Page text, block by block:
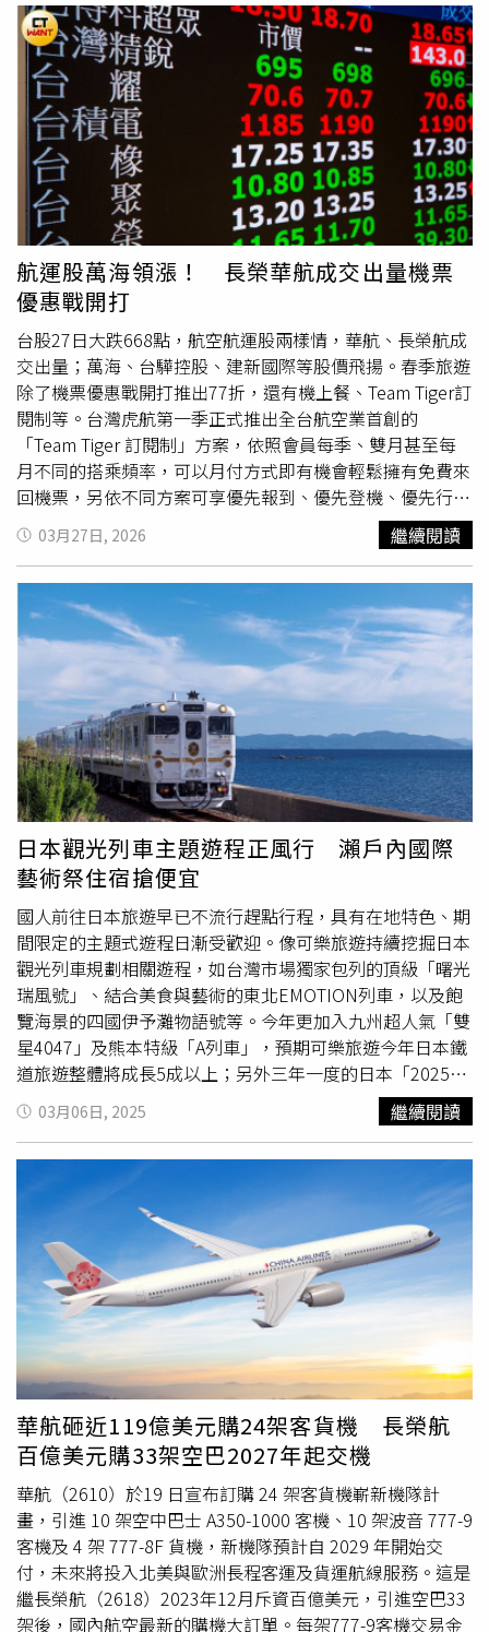
夜跑的民眾手速儘早上網報名，去年即創下半天內報名額滿
紀錄。華航表示，凡華夏會員報名參加，半程馬拉松組完賽
後即獲贈2,100哩、漫遊健跑組1,000哩、親子星空組600
哩。使用中國信託華航聯名卡鼎尊無限卡付款可享報名費8
折優惠、中國信託華航聯名卡享85折優惠，中國信託全卡友
享9折優惠；所有完賽跑者現場更可參加機票及會員哩程抽
獎，包括長程線豪華商務艙
及豪華經濟艙來回機票、華夏會
員哩程1萬哩等超過60項好禮。今年賽事仍推出跑步教練徐
國峰領軍的「華航馬拉松品牌訓練營」，將自8月開始透過
系統化課程與實戰訓練，協助不同程度跑者規劃訓練計畫。
華航集團 3 月份合併營收為 207.85 億元，刷新歷年單月最
高紀錄，其中，客運營收 126.12 億元，較上月成長
3.05%，較去年同期成長 26.45%；貨運營收 63.15 億元，
較上月成長 31.08%，較去年同期成長 7.09%，整體客貨營
收表現亮眼。客運方面，適逢 3 月進入賞櫻旅遊熱潮，歐
洲、北美、東北亞航線平均載客率皆超過八成，其中以東
京、大阪、名古屋、福岡、北海道等最受旅客喜愛，載客率
超過九成。貨運方面，農曆新年假期後，各行各業積極復
產，且受惠 AI 伺服器、半導體機台與設備、無人機等相關
貨源出貨強勁，包機需求踴躍，帶動 3 月價量雙雙上揚。4
月受中東戰事持續延燒，致航空燃油價格高漲、營運成本增
加，華航將緊密關注國際航空客貨運市場變化，滾動式檢視
燃油附加費，彈性調整最適營運航班規模及配置，確保客貨
運營運穩定性。
航運股萬海領漲！ 長榮華航成交出量機票
優惠戰開打
台股27日大跌668點，航空航運股兩樣情，華航、長榮航成
交出量；萬海、台驊控股、建新國際等股價飛揚。春季旅遊
除了機票優惠戰開打推出77折，還有機上餐、Team Tiger訂
閱制等。台灣虎航第一季正式推出全台航空業首創的
「Team Tiger 訂閱制」方案，依照會員每季、雙月甚至每
月不同的搭乘頻率，可以月付方式即有機會輕鬆擁有免費來
回機票，另依不同方案可享優先報到、優先登機、優先行李
等尊榮禮遇。中華航空則將於4月1日起與燒肉品牌「大腕燒
肉」攜手，於台灣出發的區域線如東南亞、兩岸及部分韓國
航點，將經典炭火燒肉風味帶上高空；雙月食品社於特定區
域航線豪華商務艙
/商務艙端出暖心暖胃湯麵；還有頤宮、
米香可透過商務艙網路預選餐點預訂品嚐及蔬食「陽明春
天」。長榮航空2026年「春季啟航 即刻起飛」限時優惠正
式起跑！即日起至4月20日23:59止，凡購買2026年8月31日
前從台灣地區出發之指定航線，即刻享優惠票價77折起。熱
門亞洲航線，包括桃園－曼谷來回最低只要4,695元起(未
稅)、桃園－釜山來回最低6,245元起(未稅)、桃園－神戶來
回最低8,381元起(未稅)、桃園－東京來回最低只要9,865元
起(未稅)；美澳航線也推出超值優惠，包括桃園－布里斯本
來回最低17,024元起(未稅)、桃園－西雅圖來回最低23,738
元起(含稅)，桃園－舊金山來回最低也只要24,349元起(含
稅)。
03月27日, 2026 繼續閱讀
日本觀光列車主題遊程正風行 瀨戶內國際
藝術祭住宿搶便宜
國人前往日本旅遊早已不流行趕點行程，具有在地特色、期
間限定的主題式遊程日漸受歡迎。像可樂旅遊持續挖掘日本
觀光列車規劃相關遊程，如台灣市場獨家包列的頂級「曙光
瑞風號」、結合美食與藝術的東北EMOTION列車，以及飽
覽海景的四國伊予灘物語號等。今年更加入九州超人氣「雙
星4047」及熊本特級「A列車」，預期可樂旅遊今年日本鐵
道旅遊整體將成長5成以上；另外三年一度的日本「2025瀨
戶內國際藝術祭」將於4/18登場，展期橫跨春、夏、秋三
季，預計將吸引破百萬人次的全球旅客造訪。不妨把握日本
線上訂房平台樂天旅遊的3月住宿「SUPER SALE」，透過
全站折扣與天天限定優惠券，享最低26折的超值訂房優惠。
JR特級「A列車」自熊本站駛至三角站，旅客可飽覽御輿來
海岸的浪漫景色。（圖／可樂旅遊提供）先來說說可樂新推
出的日本九州列車主題遊程，以爵士樂曲命名的JR特級「A
列車」，內部使用大量彩繪玻璃及木質調設計，其中1號車
廂設有公共區域「A-TRAIN BAR」，旅客能在大片窗戶及沙
發區前，邊享用飲品邊欣賞御輿來海岸的浪漫景色。可樂旅
遊規劃「九州鐵道旅行-特級A列車5日」，可同時體驗A列車
及萌熊電車KUMAMON，搭乘雙鐵漫遊熊本。另外也可選擇
搭乘2022下半年才開始運行的JR「雙星4047列車」，此列
車僅有3節車廂，可樂旅遊包裝「九州鐵道旅行-JR雙星豪華
列車5日」，除了可搭乘雙星4047列車，還能在車上享用
「佐賀牛便當」。「曙光瑞風號」素有「移動式星級酒店」
之稱，可樂旅遊推出限量28席次的6日頂級之旅。（圖／曙
光瑞風號提供）而由JR西日本打造的豪華觀光寢台列車
「曙光瑞風號」共有10節車廂，包含2節全景展望車廂、15
間單／雙人套房以及1間頂級客房，其中要價588,888元起
的「世界稀有鐵道美宅」頂級客房，往年開賣不到10分鐘即
03月06日, 2025 繼續閱讀
華航砸近119億美元購24架客貨機 長榮航
百億美元購33架空巴2027年起交機
華航（2610）於19 日宣布訂購 24 架客貨機嶄新機隊計
畫，引進 10 架空中巴士 A350-1000 客機、10 架波音 777-9
客機及 4 架 777-8F 貨機，新機隊預計自 2029 年開始交
付，未來將投入北美與歐洲長程客運及貨運航線服務。這是
繼長榮航（2618）2023年12月斥資百億美元，引進空巴33
架後，國內航空最新的購機大訂單。每架777-9客機交易金